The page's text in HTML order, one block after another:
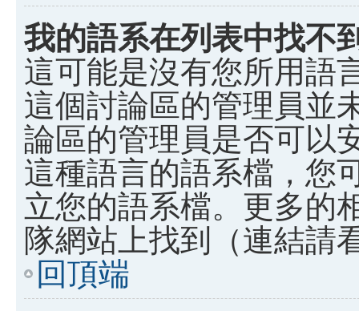
我的語系在列表中找不
這可能是沒有您所用語
這個討論區的管理員並
論區的管理員是否可以
這種語言的語系檔，您
立您的語系檔。更多的
隊網站上找到（連結請
回頂端